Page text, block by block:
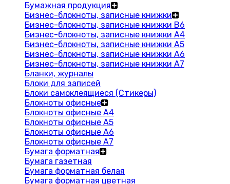
Бумажная продукция
Бизнес-блокноты, записные книжки
Бизнес-блокноты, записные книжки В6
Бизнес-блокноты, записные книжки A4
Бизнес-блокноты, записные книжки А5
Бизнес-блокноты, записные книжки А6
Бизнес-блокноты, записные книжки А7
Бланки, журналы
Блоки для записей
Блоки самоклеящиеся (Стикеры)
Блокноты офисные
Блокноты офисные A4
Блокноты офисные A5
Блокноты офисные A6
Блокноты офисные A7
Бумага форматная
Бумага газетная
Бумага форматная белая
Бумага форматная цветная